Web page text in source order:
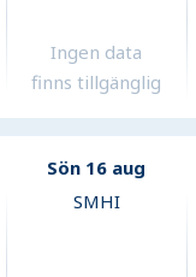
Ingen data
finns tillgänglig
Sön 16 aug
SMHI